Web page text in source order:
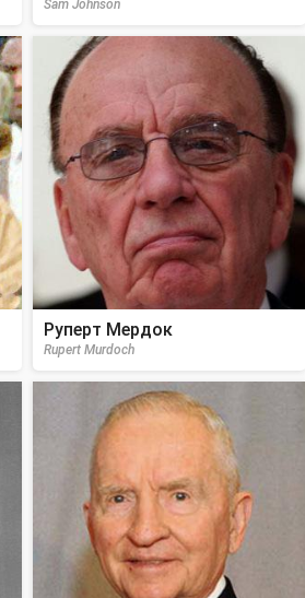
Sam Johnson
Руперт Мердок
Rupert Murdoch